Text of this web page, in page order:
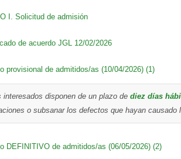
I. Solicitud de admisión
de acuerdo JGL 12/02/2026
provisional de admitidos/as (10/04/2026) (1)
disponen de un plazo de diez días
o subsanar los defectos que hayan
DEFINITIVO de admitidos/as (06/05/2026) (2)